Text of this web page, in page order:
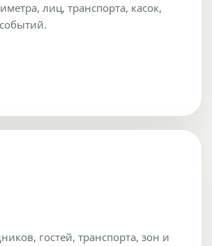
лиц, транспорта, касок,
гостей, транспорта, зон и